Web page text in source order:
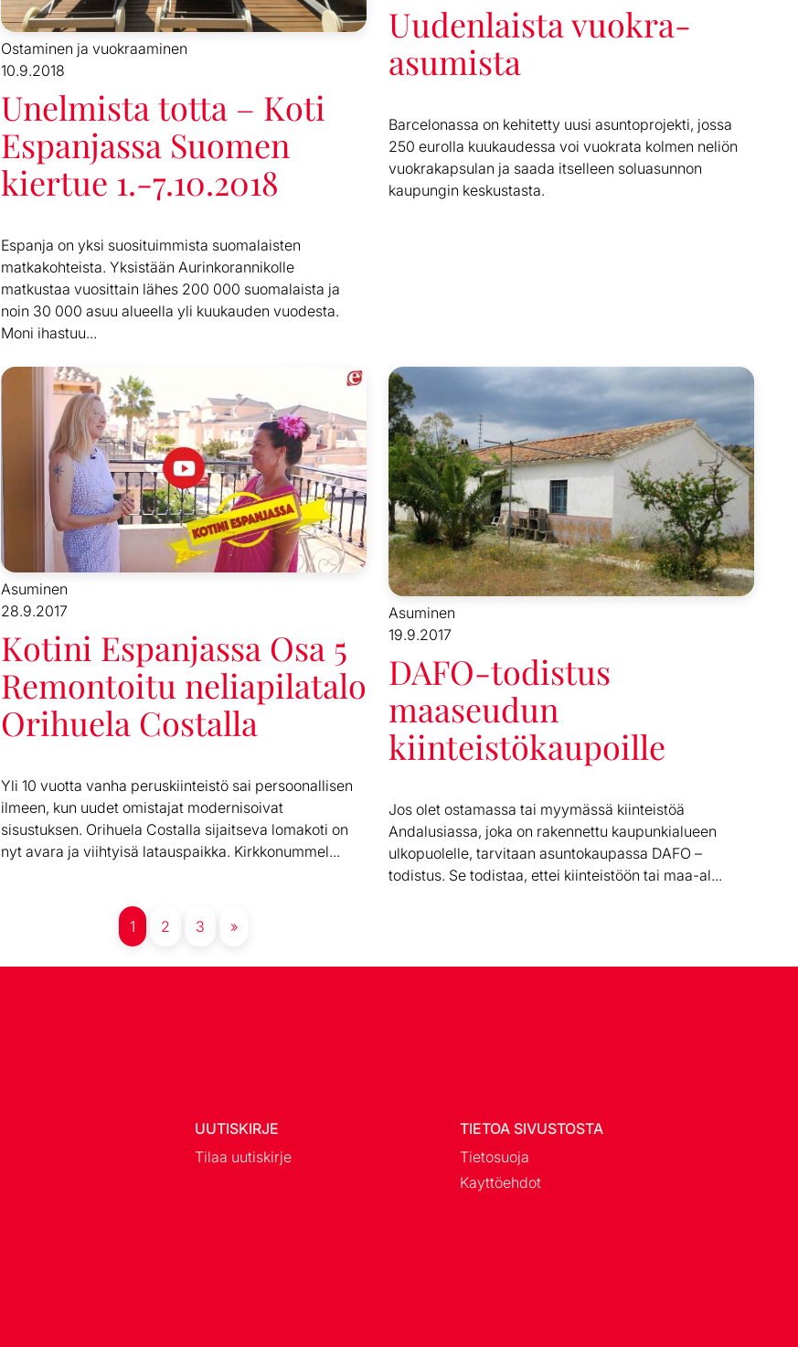
Ostaminen ja vuokraaminen
10.9.2018
Unelmista totta – Koti
Espanjassa Suomen
kiertue 1.-7.10.2018
Espanja on yksi suosituimmista suomalaisten
matkakohteista. Yksistään Aurinkorannikolle
matkustaa vuosittain lähes 200 000 suomalaista ja
noin 30 000 asuu alueella yli kuukauden vuodesta.
Moni ihastuu...
Uudenlaista vuokra-
asumista
Barcelonassa on kehitetty uusi asuntoprojekti, jossa
250 eurolla kuukaudessa voi vuokrata kolmen neliön
vuokrakapsulan ja saada itselleen soluasunnon
kaupungin keskustasta.
Asuminen
28.9.2017
Kotini Espanjassa Osa 5
Remontoitu neliapilatalo
Orihuela Costalla
Yli 10 vuotta vanha peruskiinteistö sai persoonallisen
ilmeen, kun uudet omistajat modernisoivat
sisustuksen. Orihuela Costalla sijaitseva lomakoti on
nyt avara ja viihtyisä latauspaikka. Kirkkonummel...
Asuminen
19.9.2017
DAFO-todistus
maaseudun
kiinteistökaupoille
Jos olet ostamassa tai myymässä kiinteistöä
Andalusiassa, joka on rakennettu kaupunkialueen
ulkopuolelle, tarvitaan asuntokaupassa DAFO –
todistus. Se todistaa, ettei kiinteistöön tai maa-al...
1 2 3 »
UUTISKIRJE
Tilaa uutiskirje
TIETOA SIVUSTOSTA
Tietosuoja
Kayttöehdot